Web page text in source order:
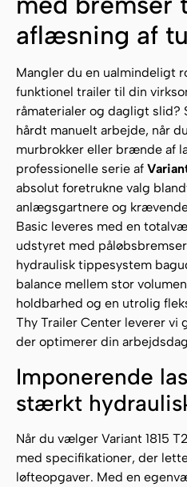
aflæsning af
Mangler du en ualmindeligt
funktionel trailer til din
råmaterialer og dagligt slid?
hårdt manuelt arbejde, når
murbrokker eller brænde af
professionelle serie af
absolut foretrukne valg
anlægsgartnere og krævende
Basic leveres med en
udstyret med
hydraulisk tippesystem
balance mellem stor
holdbarhed og en utrolig
Thy Trailer Center leverer
der optimerer din
Imponerende
stærkt
Når du vælger Variant 1815
med specifikationer, der
løfteopgaver. Med en